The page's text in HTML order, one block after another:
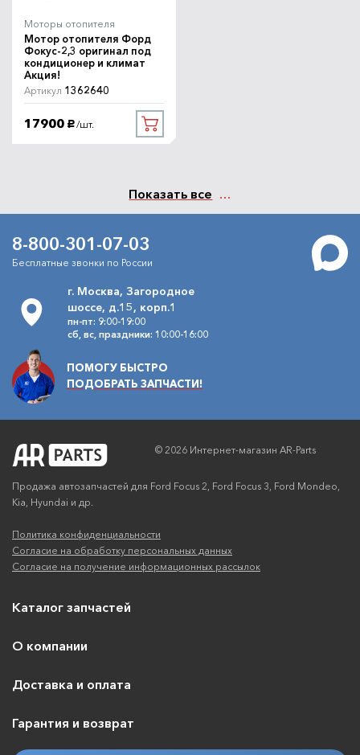
Моторы отопителя
Мотор отопителя Форд
Фокус-2,3 оригинал под
кондиционер и климат
Акция!
Артикул 1362640
17900 руб. /шт.
Показать все
8-800-301-07-03
Бесплатные звонки по России
г. Москва, Загородное
шоссе, д.15, корп.1
пн-пт: 9:00-19:00
сб, вс, праздники: 10:00-16:00
ПОМОГУ БЫСТРО
ПОДОБРАТЬ ЗАПЧАСТИ!
© 2026 Интернет-магазин AR-Parts
Продажа автозапчастей для Ford Focus 2, Ford Focus 3, Ford Mondeo,
Kia, Hyundai и др.
Политика конфиденциальности
Согласие на обработку персональных данных
Согласие на получение информационных рассылок
Каталог запчастей
О компании
Доставка и оплата
Гарантия и возврат